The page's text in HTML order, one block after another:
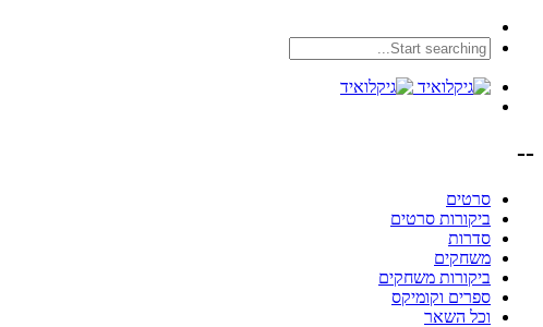
--
סרטים
ביקורות סרטים
סדרות
משחקים
ביקורות משחקים
ספרים וקומיקס
וכל השאר